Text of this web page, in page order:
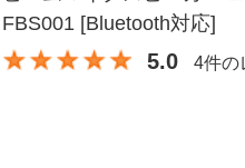
FBS001 [Bluetooth対応]
5.0 4件の